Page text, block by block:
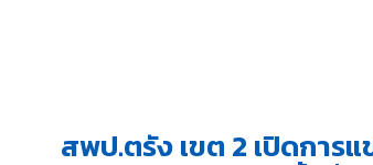
สพป.ตรัง เขต 2 เปิดกา